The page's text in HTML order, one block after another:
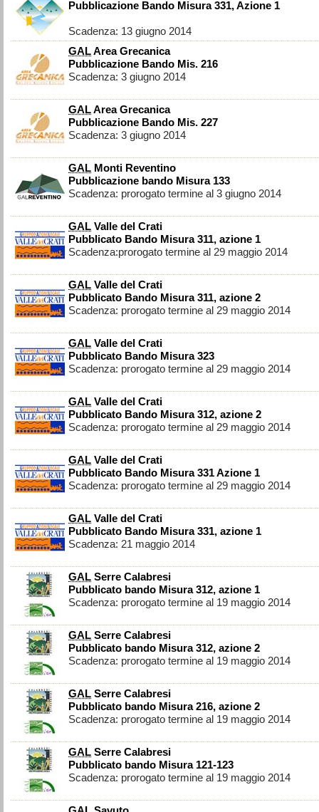
Pubblicazione Bando Misura 331, Azione 1
Scadenza: 13 giugno 2014
GALArea Grecanica
Pubblicazione Bando Mis. 216
Scadenza: 3 giugno 2014
GALArea Grecanica
Pubblicazione Bando Mis. 227
Scadenza: 3 giugno 2014
GAL Monti Reventino
Pubblicazione bando Misura 133
Scadenza: prorogato termine al 3 giugno 2014
GAL Valle del Crati
Pubblicato Bando Misura 311, azione 1
Scadenza:prorogato termine al 29 maggio 2014
GAL Valle del Crati
Pubblicato Bando Misura 311, azione 2
Scadenza: prorogato termine al 29 maggio 2014
GAL Valle del Crati
Pubblicato Bando Misura 323
Scadenza: prorogato termine al 29 maggio 2014
GAL Valle del Crati
Pubblicato Bando Misura 312, azione 2
Scadenza: prorogato termine al 29 maggio 2014
GAL Valle del Crati
Pubblicato Bando Misura 331 Azione 1
Scadenza: prorogato termine al 29 maggio 2014
GAL Valle del Crati
Pubblicato Bando Misura 331, azione 1
Scadenza: 21 maggio 2014
GAL Serre Calabresi
Pubblicato bando Misura 312, azione 1
Scadenza: prorogato termine al 19 maggio 2014
GAL Serre Calabresi
Pubblicato bando Misura 312, azione 2
Scadenza: prorogato termine al 19 maggio 2014
GAL Serre Calabresi
Pubblicato bando Misura 216, azione 2
Scadenza: prorogato termine al 19 maggio 2014
GAL Serre Calabresi
Pubblicato bando Misura 121-123
Scadenza: prorogato termine al 19 maggio 2014